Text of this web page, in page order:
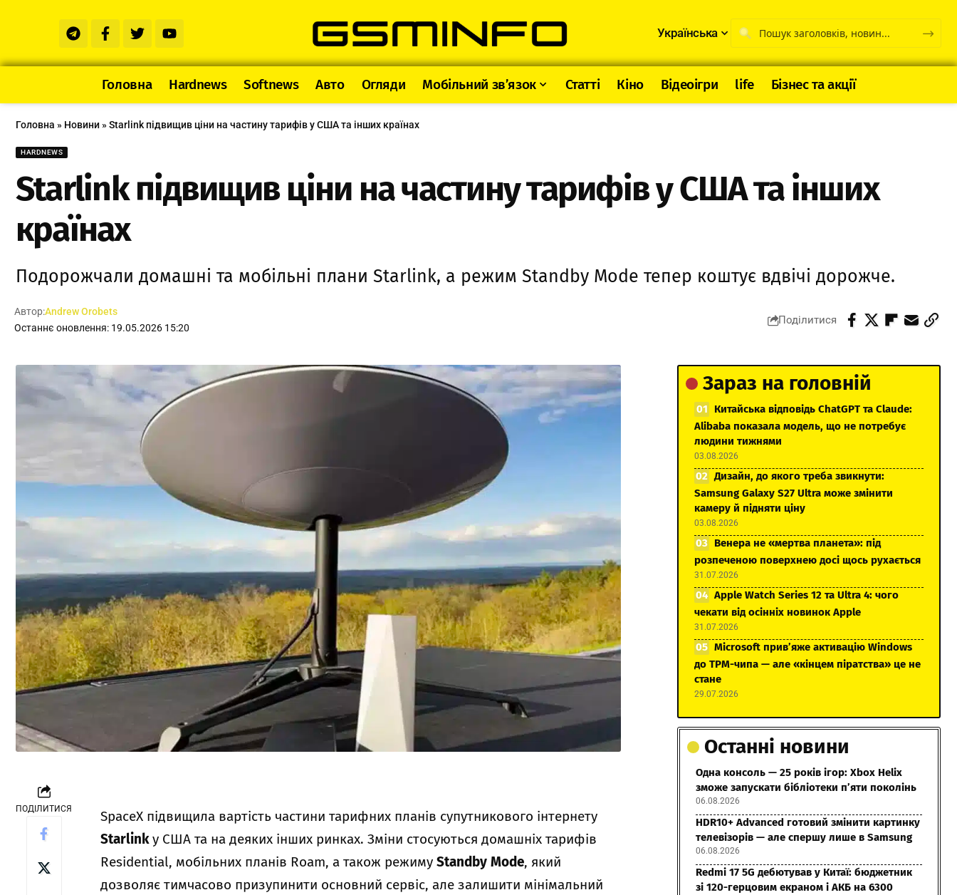
Українська
Головна Hardnews Softnews Авто Огляди Мобільний зв’язок Статті Кіно Відеоігри life Бізнес та акції
Головна » Новини»Starlink підвищив ціни на частину тарифів у США та інших країнах
HARDNEWS
Starlink підвищив ціни на частину тарифів у США та інших
країнах
Подорожчали домашні та мобільні плани Starlink, а режим Standby Mode тепер коштує вдвічі дорожче.
Останнє оновлення: 19.05.2026 15:20
Автор:Andrew Orobets
Поділитися
ПОДІЛИТИСЯ
SpaceX підвищила вартість частини тарифних планів супутникового інтернету
Starlinkу США та на деяких інших ринках. Зміни стосуються домашніх тарифів
Residential, мобільних планів Roam, а також режимуStandby Mode, який
дозволяє тимчасово призупинити основний сервіс, але залишити мінімальний
Зараз на головній
Китайська відповідь ChatGPT та Claude:
Alibaba показала модель, що не потребує
людини тижнями
03.08.2026
Дизайн, до якого треба звикнути:
Samsung Galaxy S27 Ultra може змінити
камеру й підняти ціну
03.08.2026
Венера не «мертва планета»: під
розпеченою поверхнею досі щось рухається
31.07.2026
Apple Watch Series 12 та Ultra 4: чого
чекати від осінніх новинок Apple
31.07.2026
Microsoft прив’яже активацію Windows
до TPM-чипа — але «кінцем піратства» це не
стане
29.07.2026
Останні новини
Одна консоль — 25 років ігор: Xbox Helix
зможе запускати бібліотеки п’яти поколінь
06.08.2026
HDR10+ Advanced готовий змінити картинку
телевізорів — але спершу лише в Samsung
06.08.2026
Redmi 17 5G дебютував у Китаї: бюджетник
зі 120-герцовим екраном і АКБ на 6300